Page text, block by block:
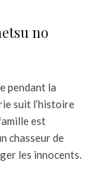
no
pendant la
suit l’histoire
est
chasseur de
les innocents.